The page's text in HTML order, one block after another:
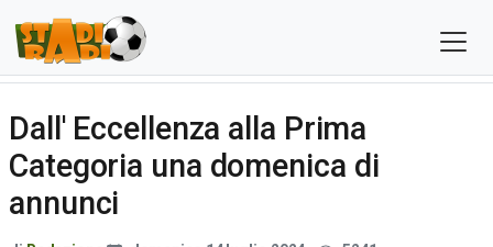
Dall' Eccellenza alla Prima
Categoria una domenica di
annunci